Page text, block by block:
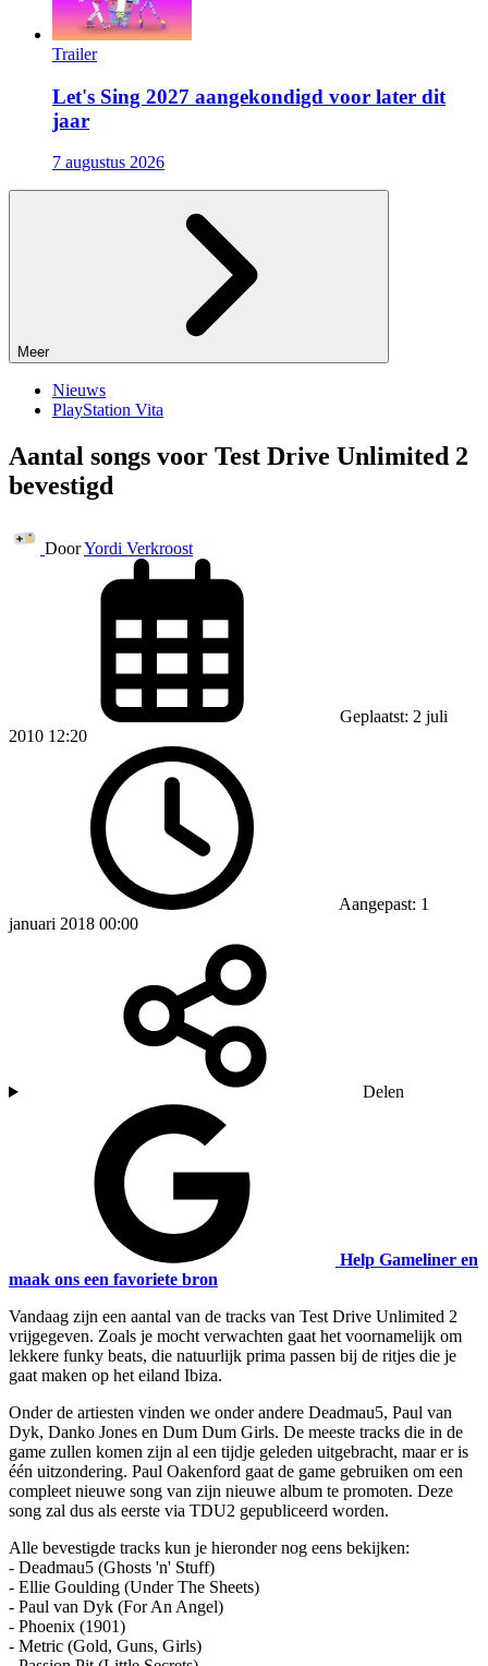
Trailer
Let's Sing 2027 aangekondigd voor later dit
jaar
7 augustus 2026
Meer
Nieuws
PlayStation Vita
Aantal songs voor Test Drive Unlimited 2
bevestigd
DoorYordi Verkroost
Geplaatst: 2 juli
2010 12:20
Aangepast: 1
januari 2018 00:00
Delen
Help Gameliner en
maak ons een favoriete bron
Vandaag zijn een aantal van de tracks van Test Drive Unlimited 2
vrijgegeven. Zoals je mocht verwachten gaat het voornamelijk om
lekkere funky beats, die natuurlijk prima passen bij de ritjes die je
gaat maken op het eiland Ibiza.
Onder de artiesten vinden we onder andere Deadmau5, Paul van
Dyk, Danko Jones en Dum Dum Girls. De meeste tracks die in de
game zullen komen zijn al een tijdje geleden uitgebracht, maar er is
één uitzondering. Paul Oakenford gaat de game gebruiken om een
compleet nieuwe song van zijn nieuwe album te promoten. Deze
song zal dus als eerste via TDU2 gepubliceerd worden.
Alle bevestigde tracks kun je hieronder nog eens bekijken:
- Deadmau5 (Ghosts 'n' Stuff)
- Ellie Goulding (Under The Sheets)
- Paul van Dyk (For An Angel)
- Phoenix (1901)
- Metric (Gold, Guns, Girls)